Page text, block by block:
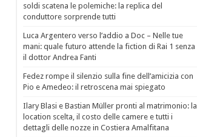
soldi scatena le polemiche: la replica del
conduttore sorprende tutti
Luca Argentero verso l’addio a Doc – Nelle tue
mani: quale futuro attende la fiction di Rai 1 senza
il dottor Andrea Fanti
Fedez rompe il silenzio sulla fine dell’amicizia con
Pio e Amedeo: il retroscena mai spiegato
Ilary Blasi e Bastian Müller pronti al matrimonio: la
location scelta, il costo delle camere e tutti i
dettagli delle nozze in Costiera Amalfitana